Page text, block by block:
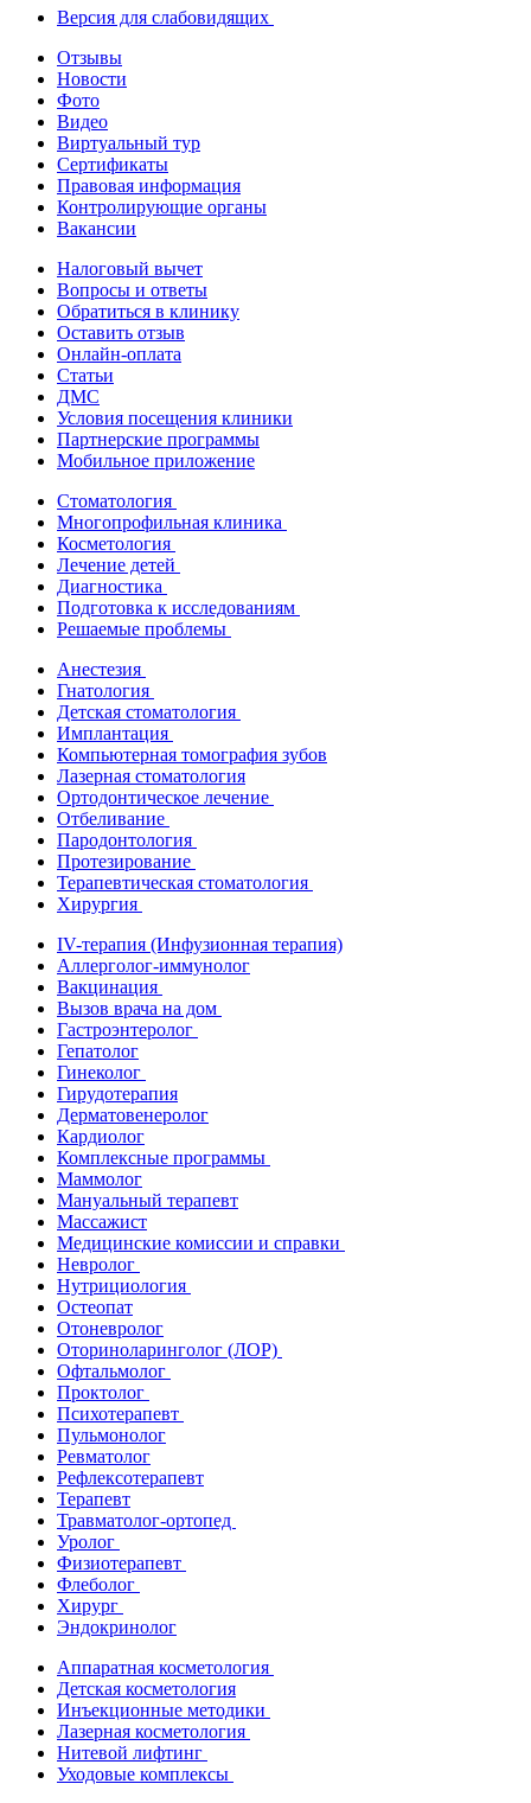
Версия для слабовидящих
Отзывы
Новости
Фото
Видео
Виртуальный тур
Сертификаты
Правовая информация
Контролирующие органы
Вакансии
Налоговый вычет
Вопросы и ответы
Обратиться в клинику
Оставить отзыв
Онлайн-оплата
Статьи
ДМС
Условия посещения клиники
Партнерские программы
Мобильное приложение
Стоматология
Многопрофильная клиника
Косметология
Лечение детей
Диагностика
Подготовка к исследованиям
Решаемые проблемы
Анестезия
Гнатология
Детская стоматология
Имплантация
Компьютерная томография зубов
Лазерная стоматология
Ортодонтическое лечение
Отбеливание
Пародонтология
Протезирование
Терапевтическая стоматология
Хирургия
IV-терапия (Инфузионная терапия)
Аллерголог-иммунолог
Вакцинация
Вызов врача на дом
Гастроэнтеролог
Гепатолог
Гинеколог
Гирудотерапия
Дерматовенеролог
Кардиолог
Комплексные программы
Маммолог
Мануальный терапевт
Массажист
Медицинские комиссии и справки
Невролог
Нутрициология
Остеопат
Отоневролог
Оториноларинголог (ЛОР)
Офтальмолог
Проктолог
Психотерапевт
Пульмонолог
Ревматолог
Рефлексотерапевт
Терапевт
Травматолог-ортопед
Уролог
Физиотерапевт
Флеболог
Хирург
Эндокринолог
Аппаратная косметология
Детская косметология
Инъекционные методики
Лазерная косметология
Нитевой лифтинг
Уходовые комплексы